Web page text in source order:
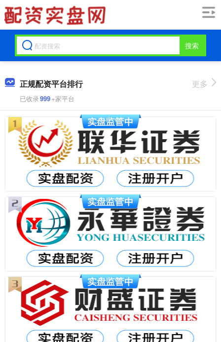
搜索
正规配资平台排行
已收录999+家平台
更多